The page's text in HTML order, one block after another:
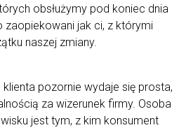
obsłużymy pod koniec dnia
zaopiekowani jak ci, z którymi
naszej zmiany.
klienta pozornie wydaje się prosta,
za wizerunek firmy. Osoba
jest tym, z kim konsument